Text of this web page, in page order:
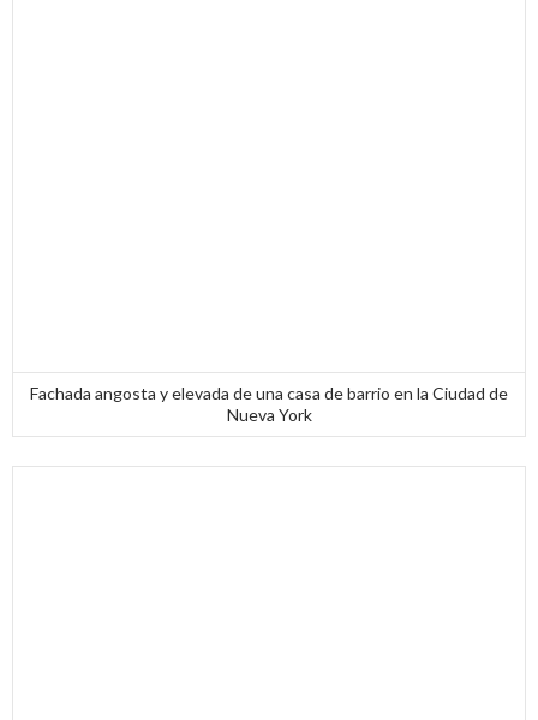
Fachada angosta y elevada de una casa de barrio en la Ciudad de
Nueva York